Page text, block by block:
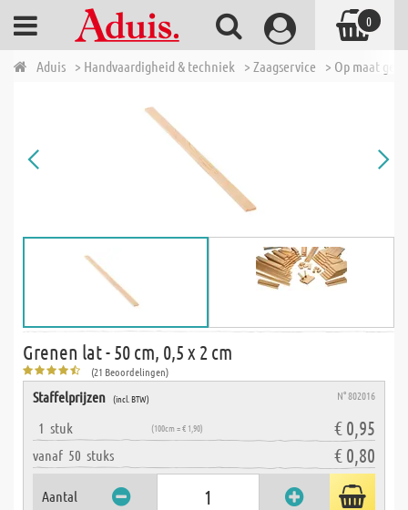
Aduis > Handvaardigheid & techniek > Zaagservice > Op maat
Grenen lat - 50 cm, 0,5 x 2 cm
(21 Beoordelingen)
Staffelprijzen (incl. BTW) N° 802016
1 stuk (100cm = € 1,90) € 0,95
vanaf 50 stuks € 0,80
Aantal
0